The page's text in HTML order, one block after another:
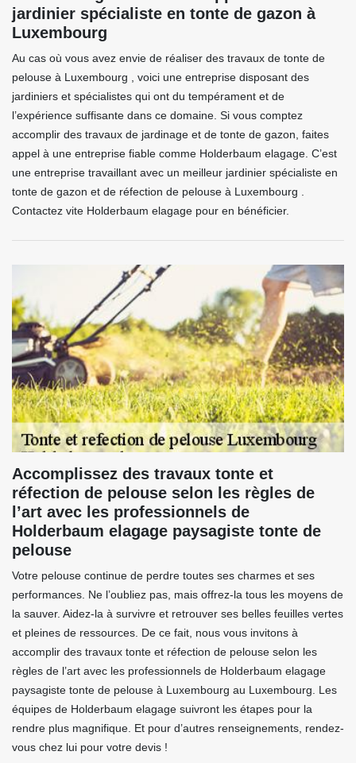
jardinier spécialiste en tonte de gazon à
Luxembourg
Au cas où vous avez envie de réaliser des travaux de tonte de
pelouse à Luxembourg , voici une entreprise disposant des
jardiniers et spécialistes qui ont du tempérament et de
l’expérience suffisante dans ce domaine. Si vous comptez
accomplir des travaux de jardinage et de tonte de gazon, faites
appel à une entreprise fiable comme Holderbaum elagage. C’est
une entreprise travaillant avec un meilleur jardinier spécialiste en
tonte de gazon et de réfection de pelouse à Luxembourg .
Contactez vite Holderbaum elagage pour en bénéficier.
Accomplissez des travaux tonte et
réfection de pelouse selon les règles de
l’art avec les professionnels de
Holderbaum elagage paysagiste tonte de
pelouse
Votre pelouse continue de perdre toutes ses charmes et ses
performances. Ne l’oubliez pas, mais offrez-la tous les moyens de
la sauver. Aidez-la à survivre et retrouver ses belles feuilles vertes
et pleines de ressources. De ce fait, nous vous invitons à
accomplir des travaux tonte et réfection de pelouse selon les
règles de l’art avec les professionnels de Holderbaum elagage
paysagiste tonte de pelouse à Luxembourg au Luxembourg. Les
équipes de Holderbaum elagage suivront les étapes pour la
rendre plus magnifique. Et pour d’autres renseignements, rendez-
vous chez lui pour votre devis !